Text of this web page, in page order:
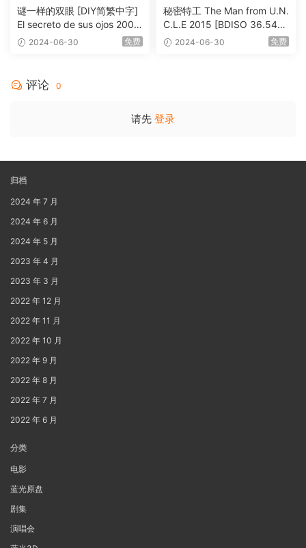
谜一样的双眼 [DIY简繁中字]
El secreto de sus ojos 2009
1080p Blu-ray AVC DTS-HD
2024-06-30 免费
秘密特工 The Man from U.N.
C.L.E 2015 [BDISO 36.54G
B] 2024-06-30 免费
评论 0
请先 登录
归档
2024 年 7 月
2024 年 6 月
2024 年 5 月
2023 年 4 月
2023 年 3 月
2022 年 12 月
2022 年 11 月
2022 年 10 月
2022 年 9 月
2022 年 8 月
2022 年 7 月
2022 年 6 月
分类
电影
蓝光原盘
剧集
演唱会